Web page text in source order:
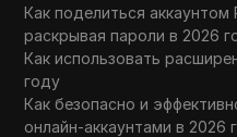
Как поделиться
раскрывая пароли в 2026
Как использовать
году
Как безопасно и
онлайн-аккаунтами в 2026